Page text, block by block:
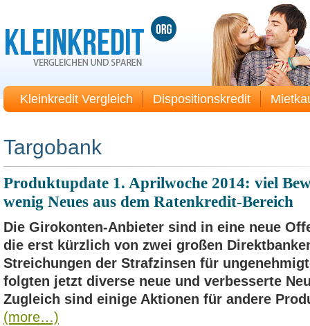
Kleinkredit Vergleich Dispositionskredit
Targobank
Produktupdate 1. Aprilwoche 2014: viel
wenig Neues aus dem Ratenkredit-Bereich
Die Girokonten-Anbieter sind in eine neue
die erst kürzlich von zwei großen
Streichungen der Strafzinsen für
folgten jetzt diverse neue und verbesserte
Zugleich sind einige Aktionen für andere
(more…)